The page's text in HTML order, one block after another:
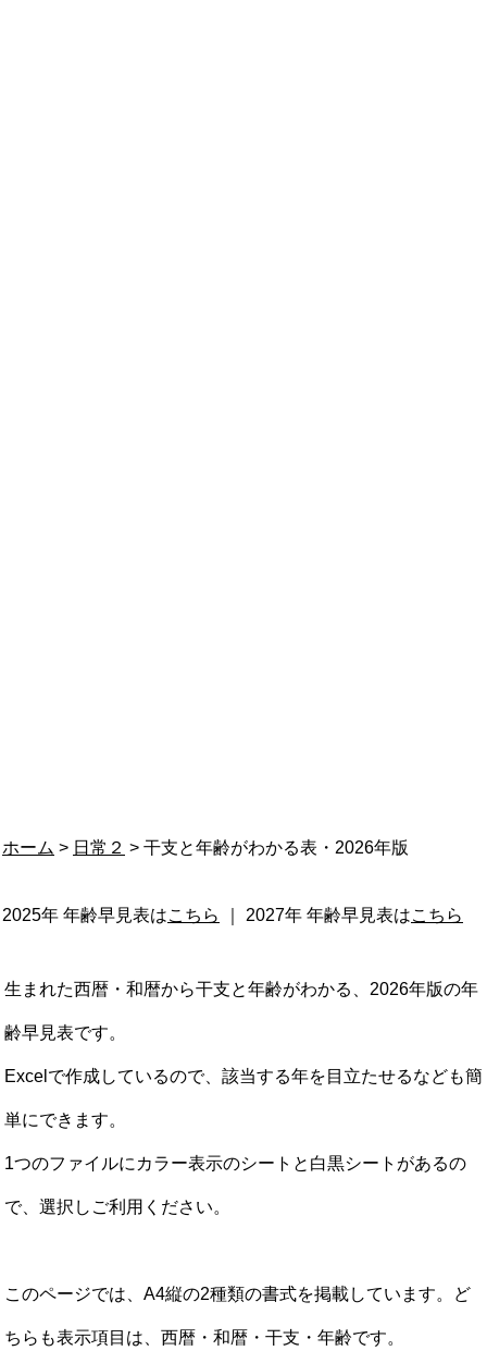
ホーム > 日常２ > 干支と年齢がわかる表・2026年版
2025年 年齢早見表はこちら ｜ 2027年 年齢早見表はこちら
生まれた西暦・和暦から干支と年齢がわかる、2026年版の年
齢早見表です。
Excelで作成しているので、該当する年を目立たせるなども簡
単にできます。
1つのファイルにカラー表示のシートと白黒シートがあるの
で、選択しご利用ください。
このページでは、A4縦の2種類の書式を掲載しています。ど
ちらも表示項目は、西暦・和暦・干支・年齢です。